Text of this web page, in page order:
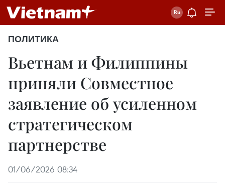
ПОЛИТИКА
Вьетнам и Филиппины
приняли Совместное
заявление об усиленном
стратегическом
партнерстве
01/06/2026 08:34